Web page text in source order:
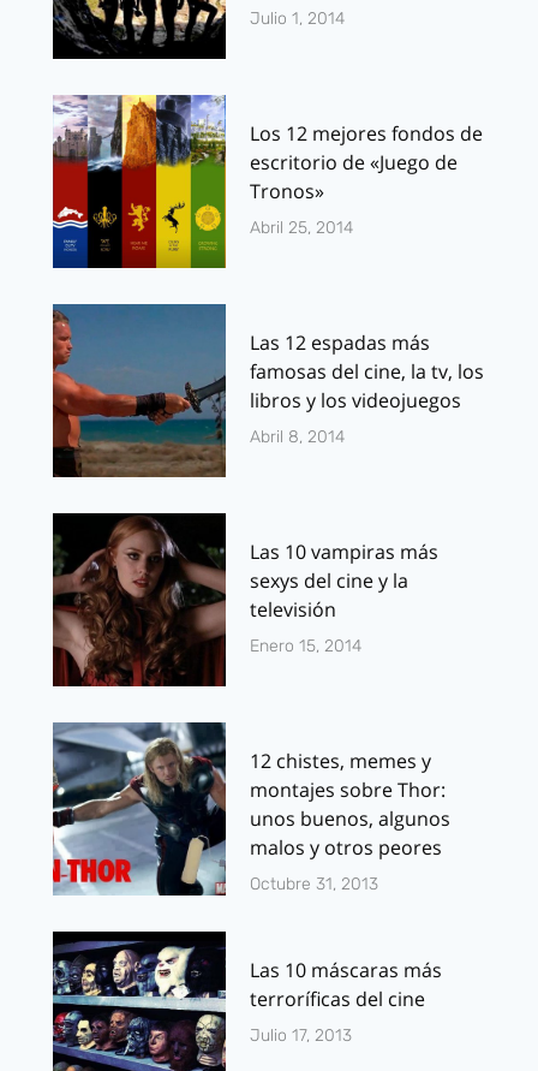
Julio 1, 2014
Los 12 mejores fondos de
escritorio de «Juego de
Tronos»
Abril 25, 2014
Las 12 espadas más
famosas del cine, la tv, los
libros y los videojuegos
Abril 8, 2014
Las 10 vampiras más
sexys del cine y la
televisión
Enero 15, 2014
12 chistes, memes y
montajes sobre Thor:
unos buenos, algunos
malos y otros peores
Octubre 31, 2013
Las 10 máscaras más
terroríficas del cine
Julio 17, 2013